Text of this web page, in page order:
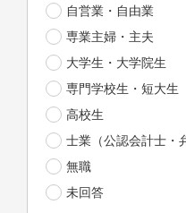
自営業・自由業
専業主婦・主夫
大学生・大学院生
専門学校生・短大生
高校生
士業（公認会計士・
無職
未回答